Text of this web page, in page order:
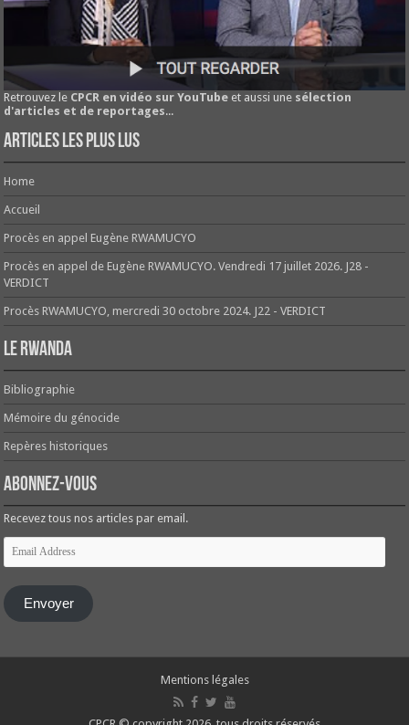
Retrouvez le CPCR en vidéo sur YouTube et aussi une sélection
d'articles et de reportages...
Articles les plus lus
Home
Accueil
Procès en appel Eugène RWAMUCYO
Procès en appel de Eugène RWAMUCYO. Vendredi 17 juillet 2026. J28 -
VERDICT
Procès RWAMUCYO, mercredi 30 octobre 2024. J22 - VERDICT
Le Rwanda
Bibliographie
Mémoire du génocide
Repères historiques
Abonnez-vous
Recevez tous nos articles par email.
Email
Address
Envoyer
Mentions légales